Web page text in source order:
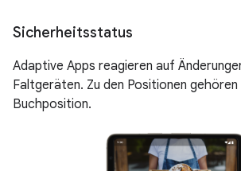
Sicherheitsstatus
Adaptive Apps reagieren auf
Faltgeräten. Zu den Positionen gehören
Buchposition.